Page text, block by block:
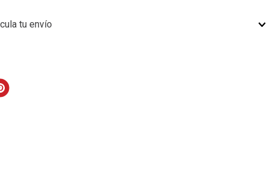
tu envío